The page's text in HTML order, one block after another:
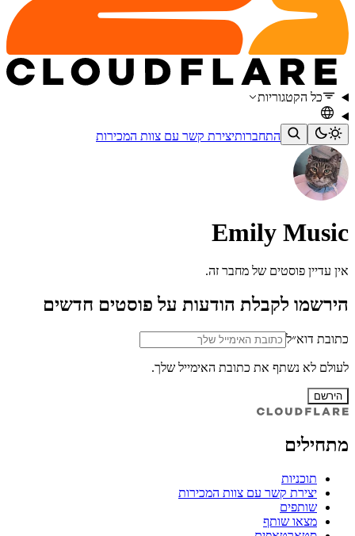
כל הקטגוריות
התחברותיצירת קשר עם צוות המכירות
Emily Music
אין עדיין פוסטים של מחבר זה.
הירשמו לקבלת הודעות על פוסטים חדשים
כתובת דוא״ל
לעולם לא נשתף את כתובת האימייל שלך.
הירשם
מתחילים
תוכניות
יצירת קשר עם צוות המכירות
שותפים
מצאו שותף